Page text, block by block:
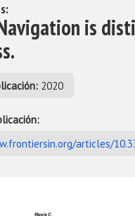
is
2020
articles/